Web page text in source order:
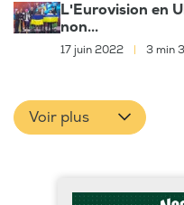
L'Eurovision en
non...
17 juin 2022 3 min
Voir plus